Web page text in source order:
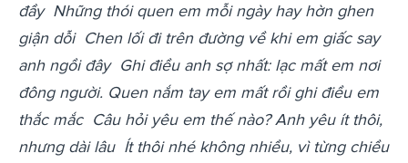
đầy Những thói quen em mỗi ngày hay hờn ghen
giận dỗi Chen lối đi trên đường về khi em giấc say
anh ngồi đây Ghi điều anh sợ nhất: lạc mất em nơi
đông người. Quen nắm tay em mất rồi ghi điều em
thắc mắc Câu hỏi yêu em thế nào? Anh yêu ít thôi,
nhưng dài lâu Ít thôi nhé không nhiều, vì từng chiều